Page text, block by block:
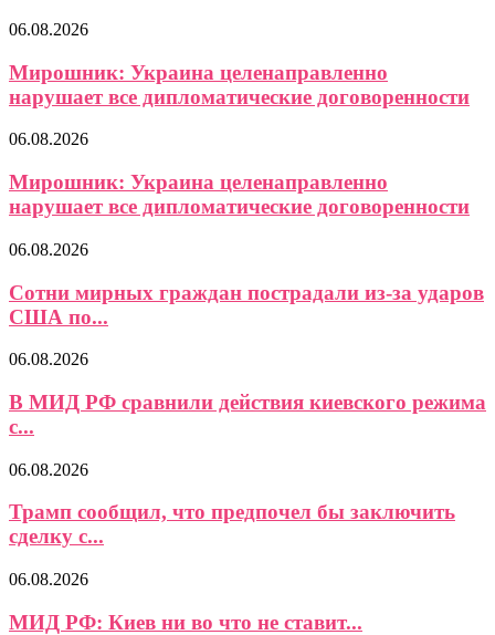
06.08.2026
Мирошник: Украина целенаправленно
нарушает все дипломатические договоренности
06.08.2026
Мирошник: Украина целенаправленно
нарушает все дипломатические договоренности
06.08.2026
Сотни мирных граждан пострадали из-за ударов
США по...
06.08.2026
В МИД РФ сравнили действия киевского режима
с...
06.08.2026
Трамп сообщил, что предпочел бы заключить
сделку с...
06.08.2026
МИД РФ: Киев ни во что не ставит...